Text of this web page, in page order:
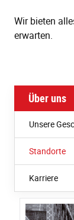
Wir bieten
erwarten.
Über uns
Unsere
Standorte
Karriere